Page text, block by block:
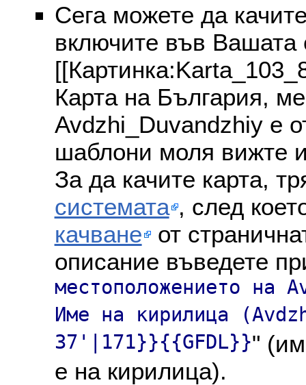
Сега можете да
включите във Вашата
Карта на България,
Avdzhi_Duvandzhiy е
шаблони моля вижте
За да качите карта,
системата , след
качване от
описание въведете
местоположението на
Име на кирилица
37'|171}}{{GFDL}}"
е на кирилица).